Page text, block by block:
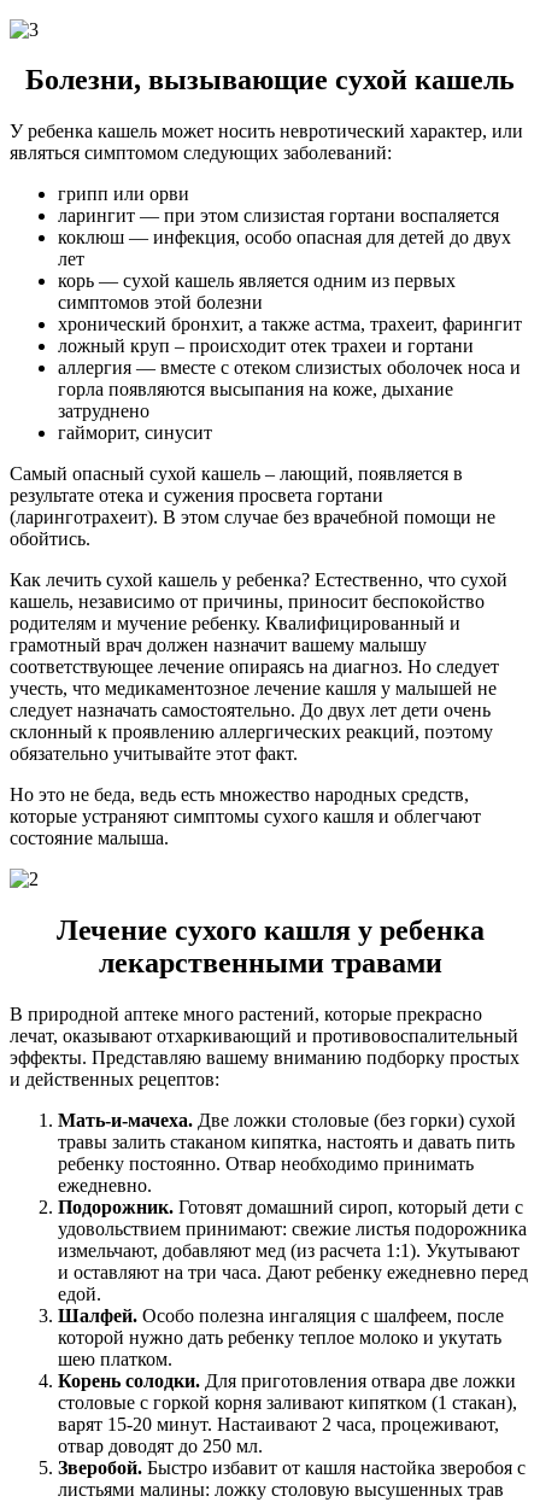
Болезни, вызывающие сухой кашель
У ребенка кашель может носить невротический характер, или
являться симптомом следующих заболеваний:
грипп или орви
ларингит — при этом слизистая гортани воспаляется
коклюш — инфекция, особо опасная для детей до двух
лет
корь — сухой кашель является одним из первых
симптомов этой болезни
хронический бронхит, а также астма, трахеит, фарингит
ложный круп – происходит отек трахеи и гортани
аллергия — вместе с отеком слизистых оболочек носа и
горла появляются высыпания на коже, дыхание
затруднено
гайморит, синусит
Самый опасный сухой кашель – лающий, появляется в
результате отека и сужения просвета гортани
(ларинготрахеит). В этом случае без врачебной помощи не
обойтись.
Как лечить сухой кашель у ребенка? Естественно, что сухой
кашель, независимо от причины, приносит беспокойство
родителям и мучение ребенку. Квалифицированный и
грамотный врач должен назначит вашему малышу
соответствующее лечение опираясь на диагноз. Но следует
учесть, что медикаментозное лечение кашля у малышей не
следует назначать самостоятельно. До двух лет дети очень
склонный к проявлению аллергических реакций, поэтому
обязательно учитывайте этот факт.
Но это не беда, ведь есть множество народных средств,
которые устраняют симптомы сухого кашля и облегчают
состояние малыша.
Лечение сухого кашля у ребенка
лекарственными травами
В природной аптеке много растений, которые прекрасно
лечат, оказывают отхаркивающий и противовоспалительный
эффекты. Представляю вашему вниманию подборку простых
и действенных рецептов:
Мать-и-мачеха. Две ложки столовые (без горки) сухой
травы залить стаканом кипятка, настоять и давать пить
ребенку постоянно. Отвар необходимо принимать
ежедневно.
Подорожник. Готовят домашний сироп, который дети с
удовольствием принимают: свежие листья подорожника
измельчают, добавляют мед (из расчета 1:1). Укутывают
и оставляют на три часа. Дают ребенку ежедневно перед
едой.
Шалфей. Особо полезна ингаляция с шалфеем, после
которой нужно дать ребенку теплое молоко и укутать
шею платком.
Корень солодки. Для приготовления отвара две ложки
столовые с горкой корня заливают кипятком (1 стакан),
варят 15-20 минут. Настаивают 2 часа, процеживают,
отвар доводят до 250 мл.
Зверобой. Быстро избавит от кашля настойка зверобоя с
листьями малины: ложку столовую высушенных трав